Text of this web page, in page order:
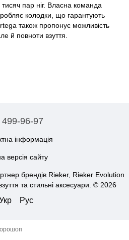
пар ніг. Власна команда
колодки, що гарантують
також пропонує можливість
й повноти взуття.
96-97
інформація
версія сайту
брендів Rieker, Rieker Evolution
та стильні аксесуари. © 2026
Рус